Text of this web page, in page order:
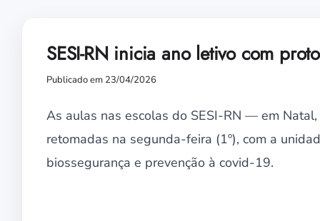
SESI-RN inicia ano letivo com
Publicado em 23/04/2026
As aulas nas escolas do SESI-RN — em
retomadas na segunda-feira (1º), com a
biossegurança e prevenção à covid-19.